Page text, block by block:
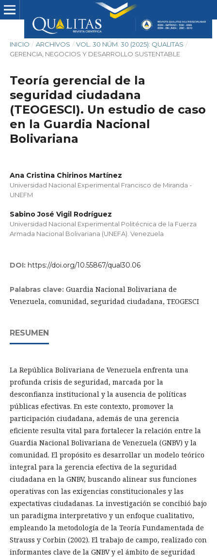
INICIO / ARCHIVOS / VOL. 30 NÚM. 30 (2025): QUALITAS /
GERENCIA, NEGOCIOS Y DESARROLLO SUSTENTABLE
Teoría gerencial de la
seguridad ciudadana
(TEOGESCI). Un estudio de caso
en la Guardia Nacional
Bolivariana
Ana Cristina Chirinos Martínez
Universidad Nacional Experimental Francisco de Miranda -
UNEFM
Sabino José Vigil Rodríguez
Universidad Nacional Experimental Politécnica de la Fuerza
Armada Nacional Bolivariana (UNEFA). Venezuela
DOI: https://doi.org/10.55867/qual30.06
Palabras clave: Guardia Nacional Bolivariana de
Venezuela, comunidad, seguridad ciudadana, TEOGESCI
RESUMEN
La República Bolivariana de Venezuela enfrenta una
profunda crisis de seguridad, marcada por la
desconfianza institucional y la ausencia de políticas
públicas efectivas. En este contexto, promover la
participación ciudadana, además de una gerencia
eficiente resulta vital para fortalecer la relación entre la
Guardia Nacional Bolivariana de Venezuela (GNBV) y la
comunidad. El propósito es desarrollar un modelo teórico
integral para la gerencia efectiva de la seguridad
ciudadana en la GNBV, buscando alinear sus funciones
operativas con las exigencias constitucionales y las
expectativas ciudadanas. La investigación se concibió bajo
un paradigma interpretativo y un enfoque cualitativo,
empleando la metodología de la Teoría Fundamentada de
Strauss y Corbin (2002). El trabajo de campo, realizado con
informantes clave de la GNBV y el ámbito de seguridad